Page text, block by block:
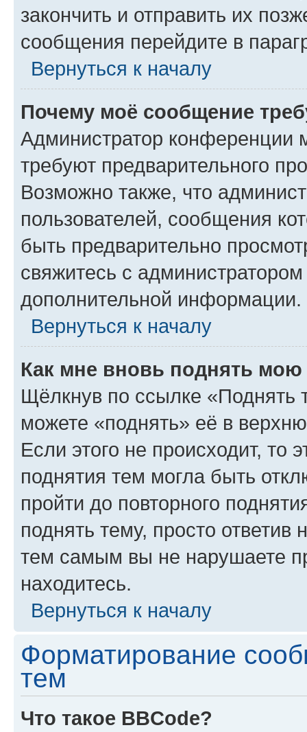
закончить и отправить их
сообщения перейдите в
Вернуться к началу
Почему моё сообщение
Администратор конференции
требуют предварительного
Возможно также, что
пользователей, сообщения
быть предварительно
свяжитесь с
дополнительной информации.
Вернуться к началу
Как мне вновь поднять мою
Щёлкнув по ссылке «Поднять
можете «поднять» её в
Если этого не происходит, то
поднятия тем могла быть
пройти до повторного
поднять тему, просто ответив
тем самым вы не нарушаете
находитесь.
Вернуться к началу
Форматирование
тем
Что такое BBCode?